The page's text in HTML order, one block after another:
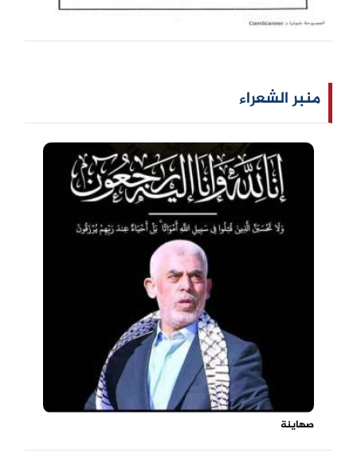
منبر الشعراء
صهاينة